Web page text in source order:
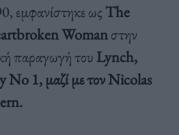
εμφανίστηκε ως The
Womanστην
παραγωγή του Lynch,
1, μαζί με τον Nicolas